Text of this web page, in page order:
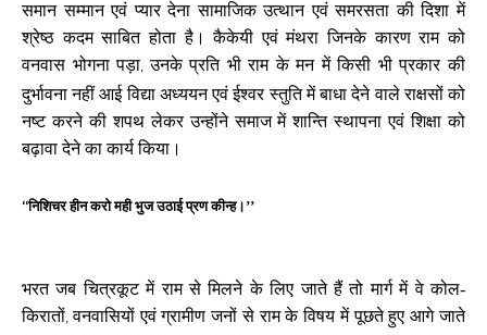
समान सम्मान एवं प्यार देना सामाजिक उत्थान एवं समरसता की दिशा में
श्रेष्ठ कदम साबित होता है। कैकेयी एवं मंथरा जिनके कारण राम को
वनवास भोगना पड़ा, उनके प्रति भी राम के मन में किसी भी प्रकार की
दुर्भावना नहीं आई विद्या अध्ययन एवं ईश्वर स्तुति में बाधा देने वाले राक्षसों को
नष्ट करने की शपथ लेकर उन्होंने समाज में शान्ति स्थापना एवं शिक्षा को
बढ़ावा देने का कार्य किया।
‘‘निशिचर हीन करो मही भुज उठाई प्रण कीन्ह।’’
भरत जब चित्रकूट में राम से मिलने के लिए जाते हैं तो मार्ग में वे कोल-
किरातों, वनवासियों एवं ग्रामीण जनों से राम के विषय में पूछते हुए आगे जाते